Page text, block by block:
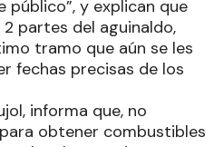
y explican que
partes del aguinaldo,
tramo que aún se les
fechas precisas de los
informa que, no
obtener combustibles